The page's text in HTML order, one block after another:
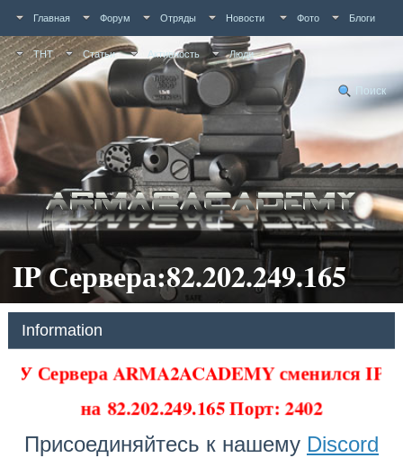
Главная Форум Отряды Новости Фото Блоги
ТНТ Статьи Активность Люди
Поиск
IP Сервера:82.202.249.165
Information
У Сервера ARMA2ACADEMY сменился IP
на 82.202.249.165 Порт: 2402
Присоединяйтесь к нашему Discord